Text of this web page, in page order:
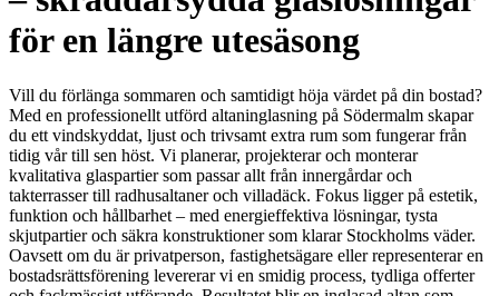
för en längre utesäsong
Vill du förlänga sommaren och samtidigt höja värdet på din bostad?
Med en professionellt utförd altaninglasning på Södermalm skapar
du ett vindskyddat, ljust och trivsamt extra rum som fungerar från
tidig vår till sen höst. Vi planerar, projekterar och monterar
kvalitativa glaspartier som passar allt från innergårdar och
takterrasser till radhusaltaner och villadäck. Fokus ligger på estetik,
funktion och hållbarhet – med energieffektiva lösningar, tysta
skjutpartier och säkra konstruktioner som klarar Stockholms väder.
Oavsett om du är privatperson, fastighetsägare eller representerar en
bostadsrättsförening levererar vi en smidig process, tydliga offerter